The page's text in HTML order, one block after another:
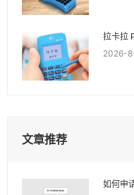
拉卡拉
2026-
文章推荐
如何申